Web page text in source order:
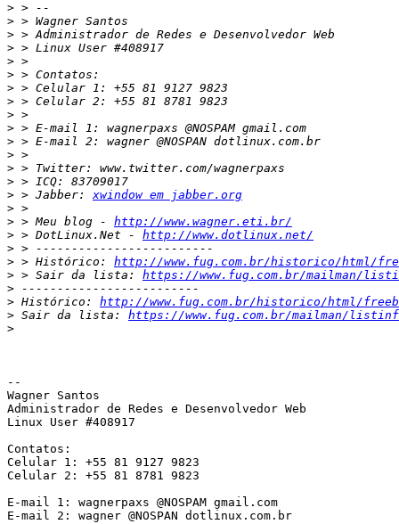
>
>
>
>
>
>
>
>
>
>
>
>
>
>
> > Jabber: xwindow em jabber.org
>
> > Meu blog - http://www.wagner.eti.br/
> > DotLinux.Net - http://www.dotlinux.net/
>
> > Histórico: http://www.fug.com.br/historico/html/
> > Sair da lista: https://www.fug.com.br/mailman/
>
> Histórico: http://www.fug.com.br/historico/html/
> Sair da lista: https://www.fug.com.br/mailman/
>
--
Wagner Santos
Administrador de Redes e Desenvolvedor Web
Linux User #408917
Contatos:
Celular 1: +55 81 9127 9823
Celular 2: +55 81 8781 9823
E-mail 1: wagnerpaxs @NOSPAM gmail.com
E-mail 2: wagner @NOSPAN dotlinux.com.br